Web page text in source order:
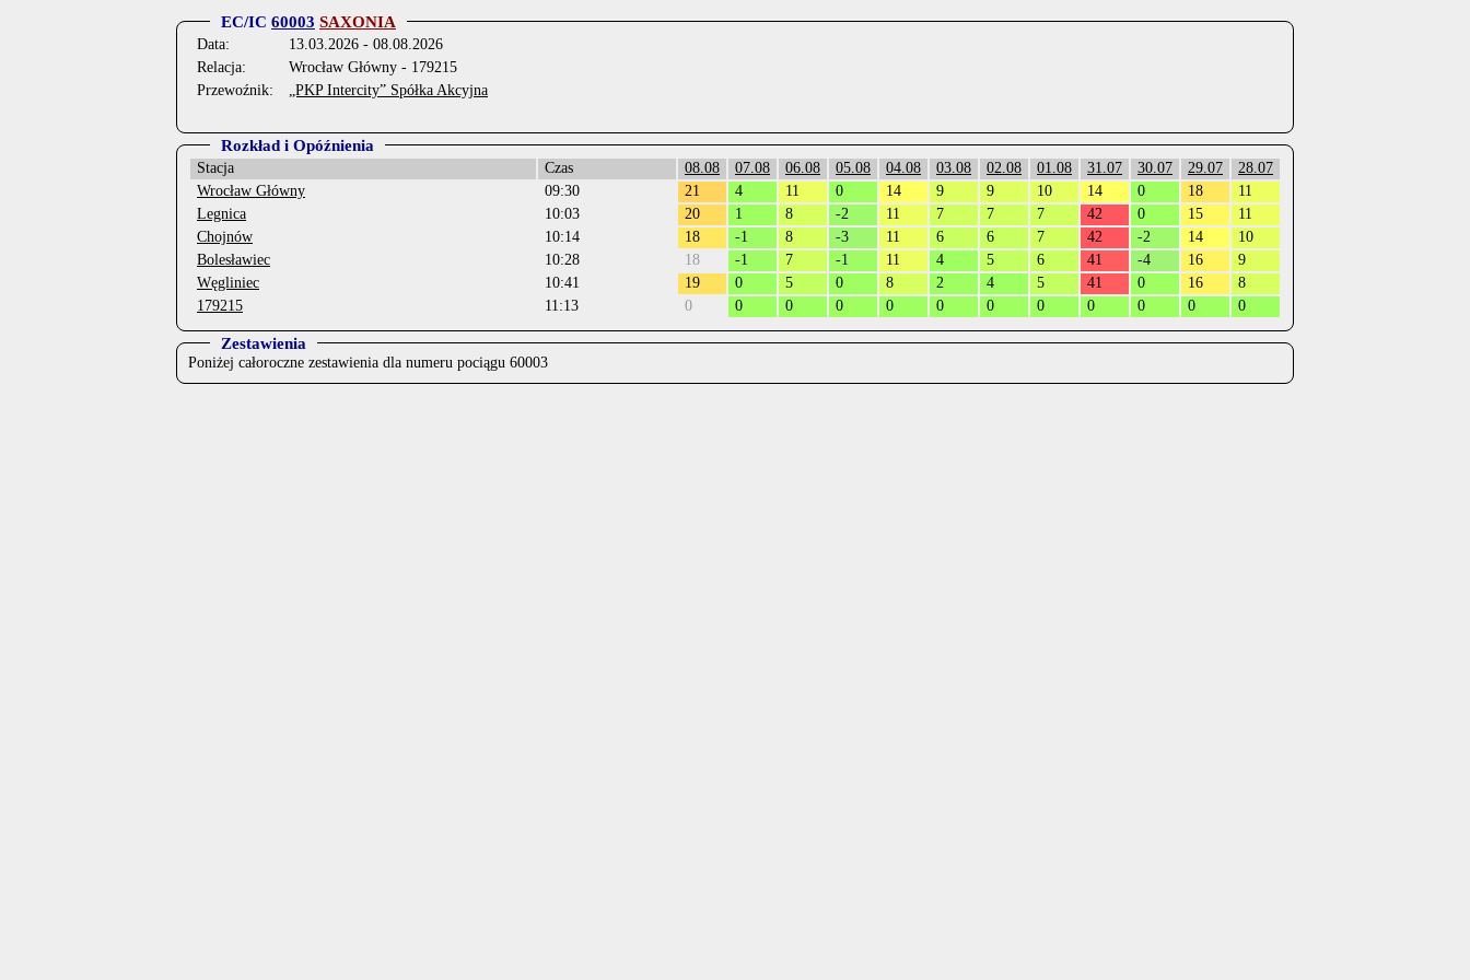
EC/IC 60003 SAXONIA
Data:
13.03.2026 - 08.08.2026
Relacja:
Wrocław Główny - 179215
Przewoźnik:
„PKP Intercity” Spółka Akcyjna
Rozkład i Opóźnienia
Stacja Czas 08.08 07.08 06.08 05.08 04.08 03.08 02.08 01.08 31.07 30.07 29.07
28.07
Wrocław Główny
09:30 21 4 11 0 14 9 9 10 14 0 18
11
Legnica
10:03 20 1 8 -2 11 7 7 7 42 0 15
11
Chojnów
10:14 18 -1 8 -3 11 6 6 7 42 -2 14
10
Bolesławiec
10:28 18 -1 7 -1 11 4 5 6 41 -4 16
9
Węgliniec
10:41 19 0 5 0 8 2 4 5 41 0 16
8
179215
11:13 0 0 0 0 0 0 0 0 0 0 0 0
Zestawienia
Poniżej całoroczne zestawienia dla numeru pociągu 60003